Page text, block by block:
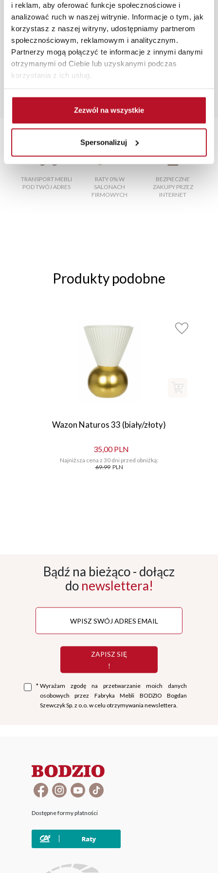
i reklam, aby oferować funkcje społecznościowe i
analizować ruch w naszej witrynie. Informacje o tym, jak
korzystasz z naszej witryny, udostępniamy partnerom
społecznościowym, reklamowym i analitycznym.
Partnerzy mogą połączyć te informacje z innymi danymi
otrzymanymi od Ciebie lub uzyskanymi podczas
korzystania z ich usług.
Zezwól na wszystkie
Spersonalizuj
zamówienia.
Zdjęcia produktów mają charakter poglądowy.
Rzeczywiste kolory i struktura materiałów mogą różnić
się od widocznych na ekranie, zależnie od ustawień
monitora, rodzaju wyświetlacza i oświetlenia.
Popularne wyszukania:
rtv|słupek kuchenny|nowoczesne meble kuchenne do
TRANSPORT MEBLI
POD TWÓJ ADRES
RATY 0% W
SALONACH
FIRMOWYCH
BEZPIECZNE
ZAKUPY PRZEZ
INTERNET
Produkty podobne
Wazon Naturos 33 (biały/złoty)
35,00 PLN
Najniższa cena z 30 dni przed obniżką:
69.99 PLN
Bądź na bieżąco - dołącz
do newslettera!
ZAPISZ SIĘ
!
* Wyrażam zgodę na przetwarzanie moich danych
osobowych przez Fabryka Mebli BODZIO Bogdan
Szewczyk Sp. z o.o. w celu otrzymywania newslettera.
Dostępne formy płatności